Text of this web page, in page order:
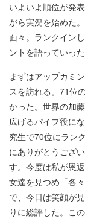
いよいよ順位が発
がら実況を始めた
面々。ランクイン
ントを語っていった
まずはアップカミ
スを訪れる。71位
かった。世界の加
広げるパイプ役に
究生で70位にラン
にありがとうござ
す。今度は私が恩
女達を見つめ「各
で、今日は笑顔が
りに総評した。こ